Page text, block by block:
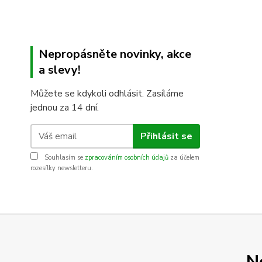
Nepropásněte novinky, akce
a slevy!
Můžete se kdykoli odhlásit. Zasíláme
jednou za 14 dní.
Přihlásit se
Souhlasím se zpracováním osobních údajů za účelem
rozesílky newsletteru.